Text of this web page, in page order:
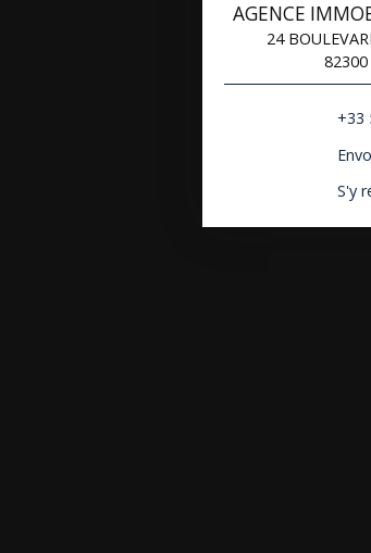
AGENCE
24
82300
+33
S'y